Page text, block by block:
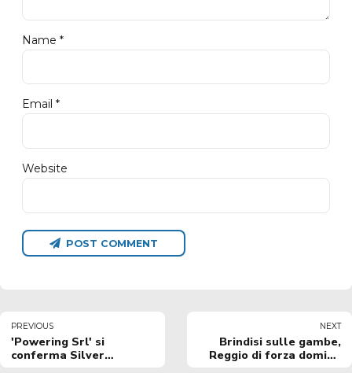
Name *
Email *
Website
POST COMMENT
PREVIOUS
'Powering Srl' si
conferma Silver
NEXT
Brindisi sulle gambe,
Reggio di forza domina